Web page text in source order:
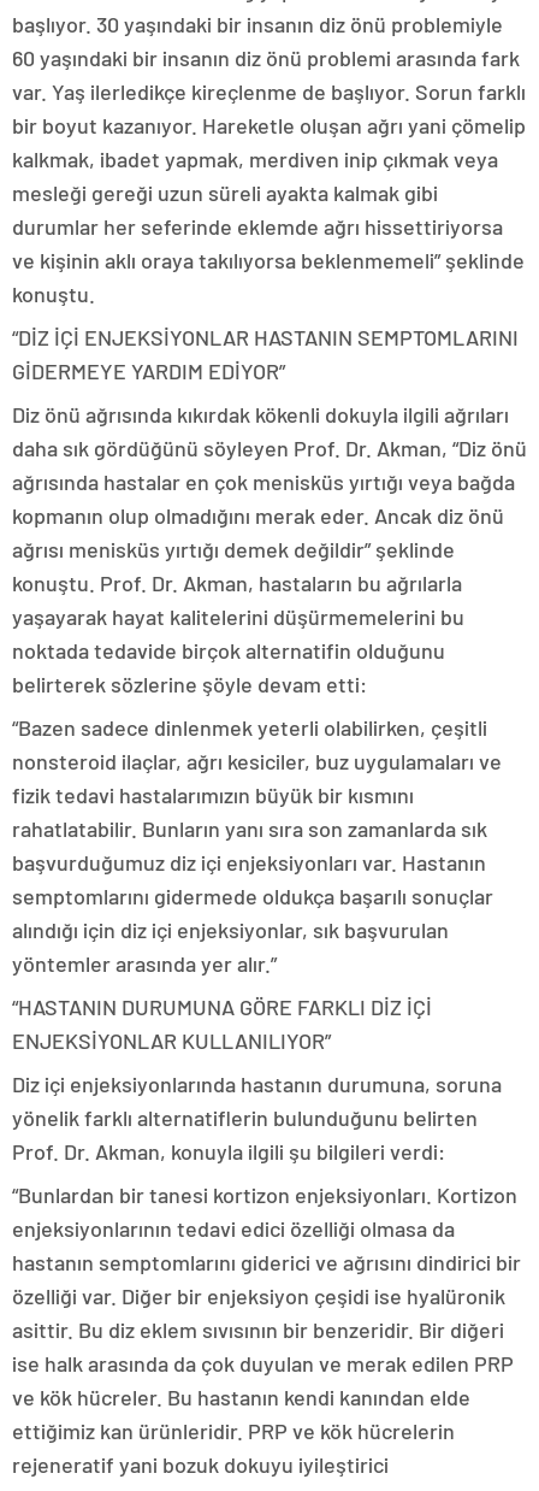
başlıyor. 30 yaşındaki bir insanın diz önü problemiyle
60 yaşındaki bir insanın diz önü problemi arasında fark
var. Yaş ilerledikçe kireçlenme de başlıyor. Sorun farklı
bir boyut kazanıyor. Hareketle oluşan ağrı yani çömelip
kalkmak, ibadet yapmak, merdiven inip çıkmak veya
mesleği gereği uzun süreli ayakta kalmak gibi
durumlar her seferinde eklemde ağrı hissettiriyorsa
ve kişinin aklı oraya takılıyorsa beklenmemeli” şeklinde
konuştu.
“DİZ İÇİ ENJEKSİYONLAR HASTANIN SEMPTOMLARINI
GİDERMEYE YARDIM EDİYOR”
Diz önü ağrısında kıkırdak kökenli dokuyla ilgili ağrıları
daha sık gördüğünü söyleyen Prof. Dr. Akman, “Diz önü
ağrısında hastalar en çok menisküs yırtığı veya bağda
kopmanın olup olmadığını merak eder. Ancak diz önü
ağrısı menisküs yırtığı demek değildir” şeklinde
konuştu. Prof. Dr. Akman, hastaların bu ağrılarla
yaşayarak hayat kalitelerini düşürmemelerini bu
noktada tedavide birçok alternatifin olduğunu
belirterek sözlerine şöyle devam etti:
“Bazen sadece dinlenmek yeterli olabilirken, çeşitli
nonsteroid ilaçlar, ağrı kesiciler, buz uygulamaları ve
fizik tedavi hastalarımızın büyük bir kısmını
rahatlatabilir. Bunların yanı sıra son zamanlarda sık
başvurduğumuz diz içi enjeksiyonları var. Hastanın
semptomlarını gidermede oldukça başarılı sonuçlar
alındığı için diz içi enjeksiyonlar, sık başvurulan
yöntemler arasında yer alır.”
“HASTANIN DURUMUNA GÖRE FARKLI DİZ İÇİ
ENJEKSİYONLAR KULLANILIYOR”
Diz içi enjeksiyonlarında hastanın durumuna, soruna
yönelik farklı alternatiflerin bulunduğunu belirten
Prof. Dr. Akman, konuyla ilgili şu bilgileri verdi:
“Bunlardan bir tanesi kortizon enjeksiyonları. Kortizon
enjeksiyonlarının tedavi edici özelliği olmasa da
hastanın semptomlarını giderici ve ağrısını dindirici bir
özelliği var. Diğer bir enjeksiyon çeşidi ise hyalüronik
asittir. Bu diz eklem sıvısının bir benzeridir. Bir diğeri
ise halk arasında da çok duyulan ve merak edilen PRP
ve kök hücreler. Bu hastanın kendi kanından elde
ettiğimiz kan ürünleridir. PRP ve kök hücrelerin
rejeneratif yani bozuk dokuyu iyileştirici